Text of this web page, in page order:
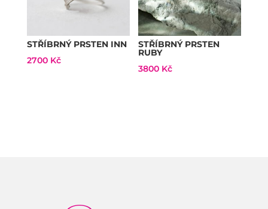
STŘÍBRNÝ PRSTEN INN
2700 Kč
STŘÍBRNÝ PRSTEN
RUBY
3800 Kč